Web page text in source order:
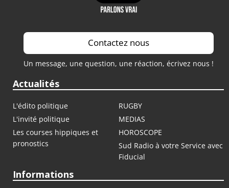
Contactez nous
Un message, une question, une réaction, écrivez nous !
Actualités
L'édito politique
RUGBY
L'invité politique
MEDIAS
Les courses hippiques et
pronostics
HOROSCOPE
Sud Radio à votre Service avec
Fiducial
Informations